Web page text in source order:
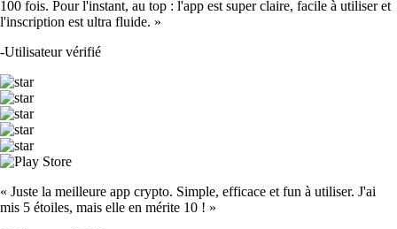
100 fois. Pour l'instant, au top : l'app est super claire, facile à utiliser et
l'inscription est ultra fluide. »
-Utilisateur vérifié
« Juste la meilleure app crypto. Simple, efficace et fun à utiliser. J'ai
mis 5 étoiles, mais elle en mérite 10 ! »